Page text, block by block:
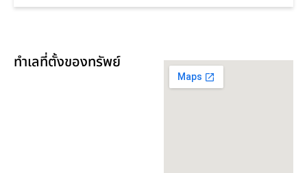
ทำเลที่ตั้งของทรัพย์